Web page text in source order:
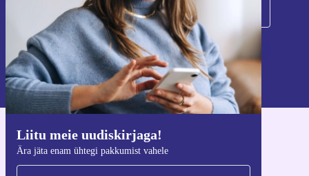
Liitu meie uudiskirjaga!
Ära jäta enam ühtegi pakkumist vahele
Registreeru
Teavet isikuandmete kasutamise kohta leiate meie
privaatsuspoliitikast.
Hangi refurbed rakendus
iOS-i ja Androidi jaoks